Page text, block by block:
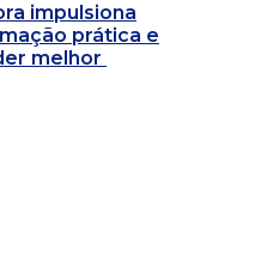
impulsiona
prática e
melhor